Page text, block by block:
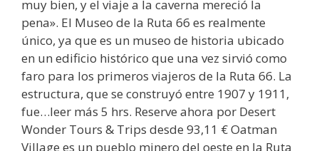
muy bien, y el viaje a la caverna mereció la
pena». El Museo de la Ruta 66 es realmente
único, ya que es un museo de historia ubicado
en un edificio histórico que una vez sirvió como
faro para los primeros viajeros de la Ruta 66. La
estructura, que se construyó entre 1907 y 1911,
fue…leer más 5 hrs. Reserve ahora por Desert
Wonder Tours & Trips desde 93,11 € Oatman
Village es un pueblo minero del oeste en la Ruta